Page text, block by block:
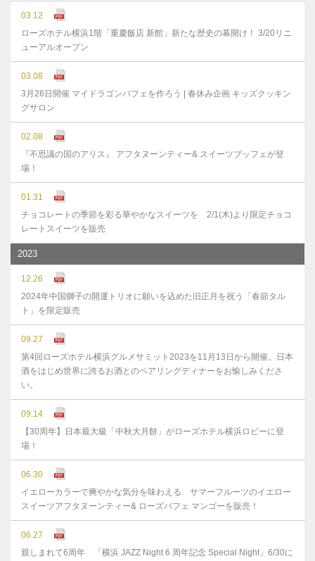
03.12
ローズホテル横浜1階「重慶飯店 新館」新たな歴史の幕開け！ 3/20リニ
ューアルオープン
03.08
3月26日開催 マイドラゴンパフェを作ろう | 春休み企画 キッズクッキン
グサロン
02.08
『不思議の国のアリス』 アフタヌーンティー& スイーツブッフェが登
場！
01.31
チョコレートの季節を彩る華やかなスイーツを 2/1(木)より限定チョコ
レートスイーツを販売
2023
12.26
2024年中国獅子の開運トリオに願いを込めた旧正月を祝う「春節タル
ト」を限定販売
09.27
第4回ローズホテル横浜グルメサミット2023を11月13日から開催。日本
酒をはじめ世界に誇るお酒とのペアリングディナーをお愉しみくださ
い。
09.14
【30周年】日本最大級「中秋大月餅」がローズホテル横浜ロビーに登
場！
06.30
イエローカラーで爽やかな気分を味わえる サマーフルーツのイエロー
スイーツアフタヌーンティー& ローズパフェ マンゴーを販売！
06.27
親しまれて6周年 「横浜 JAZZ Night 6 周年記念 Special Night」6/30に